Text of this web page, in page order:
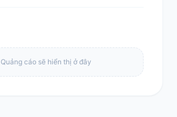
Quảng cáo sẽ hiển thị ở đây